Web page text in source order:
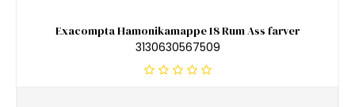
Exacompta Hamonikamappe 18 Rum Ass farver
3130630567509